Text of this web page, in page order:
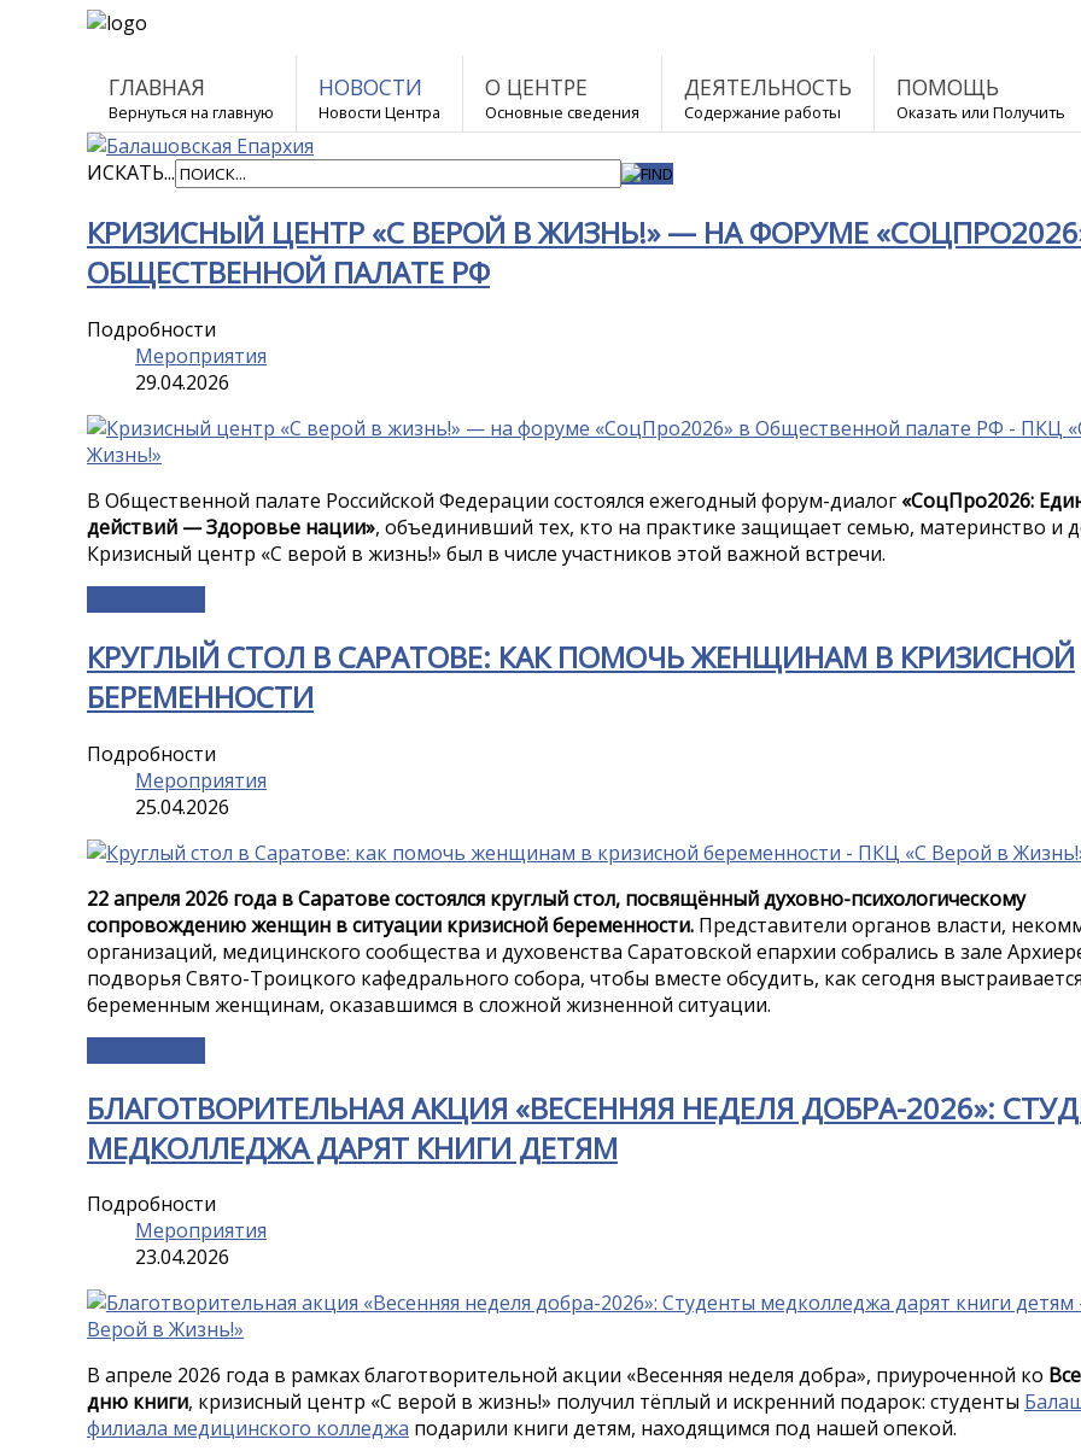
ГЛАВНАЯ
Вернуться на главную
НОВОСТИ
Новости Центра
О ЦЕНТРЕ
Основные сведения
ДЕЯТЕЛЬНОСТЬ
Содержание работы
ПОМОЩЬ
Оказать или Получить
ИСКАТЬ...
КРИЗИСНЫЙ ЦЕНТР «С ВЕРОЙ В ЖИЗНЬ!» — НА ФОРУМЕ
ОБЩЕСТВЕННОЙ ПАЛАТЕ РФ
Подробности
Мероприятия
29.04.2026
В Общественной палате Российской Федерации состоялся ежегодный форум-диалог «СоцПро2026:
действий — Здоровье нации», объединивший тех, кто на практике защищает семью, материнство и
Кризисный центр «С верой в жизнь!» был в числе участников этой важной встречи.
КРУГЛЫЙ СТОЛ В САРАТОВЕ: КАК ПОМОЧЬ ЖЕНЩИНАМ В КРИЗИСНОЙ
БЕРЕМЕННОСТИ
Подробности
Мероприятия
25.04.2026
22 апреля 2026 года в Саратове состоялся круглый стол, посвящённый духовно-психологическому
сопровождению женщин в ситуации кризисной беременности. Представители органов власти,
организаций, медицинского сообщества и духовенства Саратовской епархии собрались в зале
подворья Свято-Троицкого кафедрального собора, чтобы вместе обсудить, как сегодня
беременным женщинам, оказавшимся в сложной жизненной ситуации.
БЛАГОТВОРИТЕЛЬНАЯ АКЦИЯ «ВЕСЕННЯЯ НЕДЕЛЯ ДОБРА-2026»:
МЕДКОЛЛЕДЖА ДАРЯТ КНИГИ ДЕТЯМ
Подробности
Мероприятия
23.04.2026
В апреле 2026 года в рамках благотворительной акции «Весенняя неделя добра», приуроченной ко
дню книги, кризисный центр «С верой в жизнь!» получил тёплый и искренний подарок: студенты
филиала медицинского колледжа подарили книги детям, находящимся под нашей опекой.